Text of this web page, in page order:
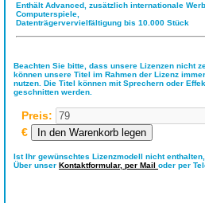
Enthält Advanced, zusätzlich internationale
Computerspiele,
Datenträgervervielfältigung bis 10.000 Stück
Beachten Sie bitte, dass unsere Lizenzen nicht
können unsere Titel im Rahmen der Lizenz
nutzen. Die Titel können mit Sprechern oder
geschnitten werden.
Preis:
€
Ist Ihr gewünschtes Lizenzmodell nicht
Über unser Kontaktformular, per Mail oder per